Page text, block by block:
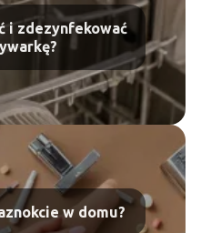
i zdezynfekować
w domu?